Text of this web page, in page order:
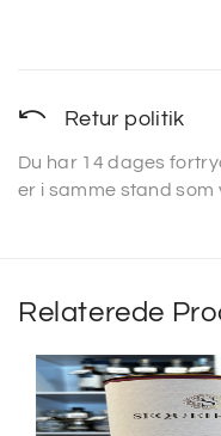
Retur politik
Du har 14 dages
er i samme stand som
Relaterede